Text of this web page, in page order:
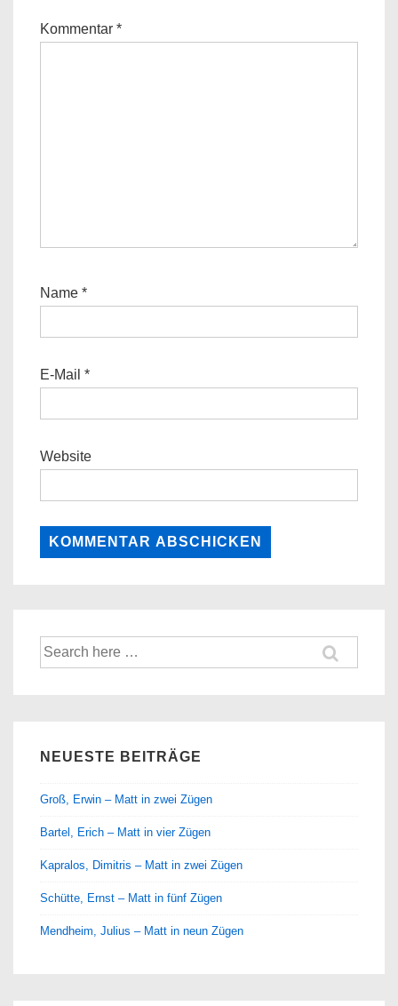
Kommentar *
Name *
E-Mail *
Website
Suche
nach:
NEUESTE BEITRÄGE
Groß, Erwin – Matt in zwei Zügen
Bartel, Erich – Matt in vier Zügen
Kapralos, Dimitris – Matt in zwei Zügen
Schütte, Ernst – Matt in fünf Zügen
Mendheim, Julius – Matt in neun Zügen